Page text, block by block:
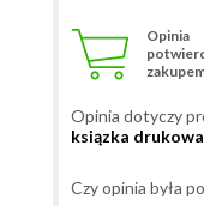
Opinia
Opinia dotyczy
ksiązka
Czy opinia była